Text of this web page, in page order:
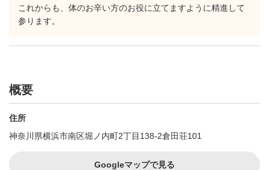
これからも、体のお辛い方のお役に立てますように精進して
参ります。
概要
住所
神奈川県横浜市南区堀ノ内町2丁目138-2倉田荘101
Googleマップで見る